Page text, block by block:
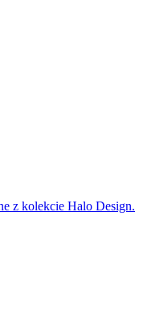
z kolekcie Halo Design.